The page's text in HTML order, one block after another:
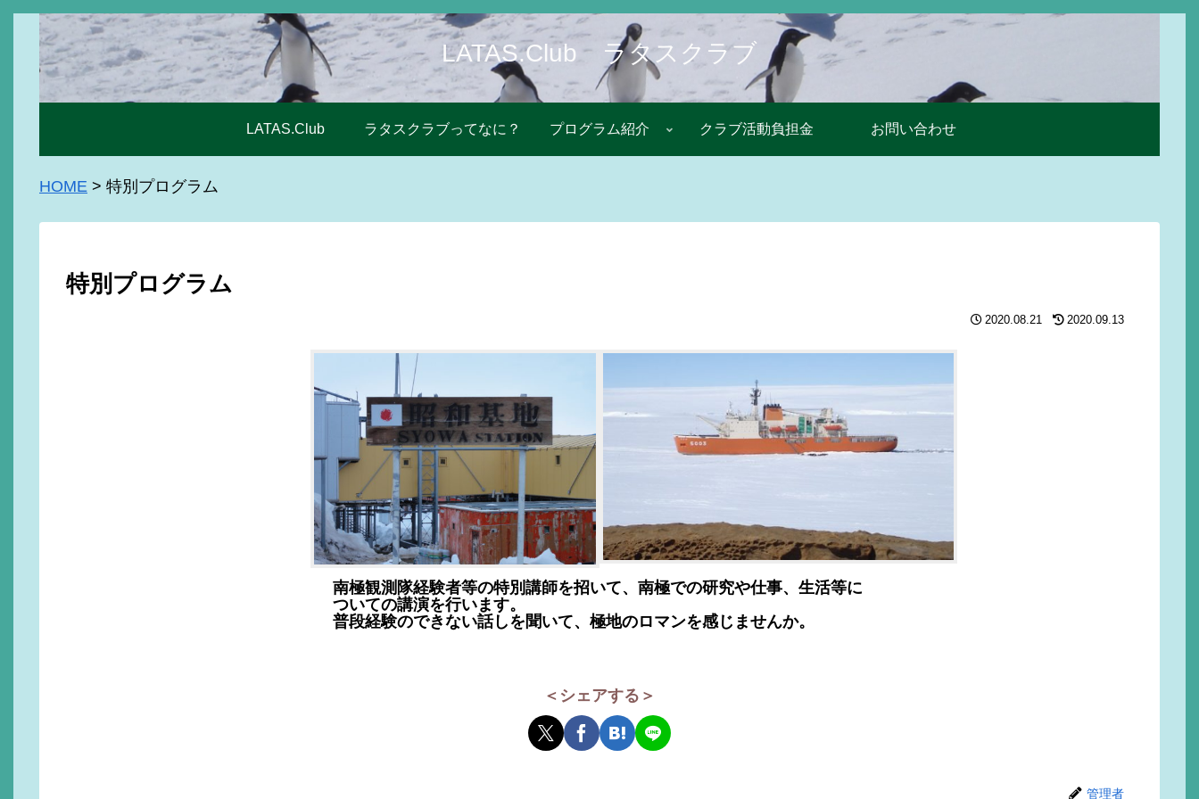
LATAS.Club ラタスクラブ
LATAS.Club ラタスクラブってなに？ プログラム紹介 クラブ活動負担金 お問い合わせ
HOME > 特別プログラム
特別プログラム
2020.08.21 2020.09.13
南極観測隊経験者等の特別講師を招いて、南極での研究や仕事、生活等に
ついての講演を行います。
普段経験のできない話しを聞いて、極地のロマンを感じませんか。
＜シェアする＞
管理者